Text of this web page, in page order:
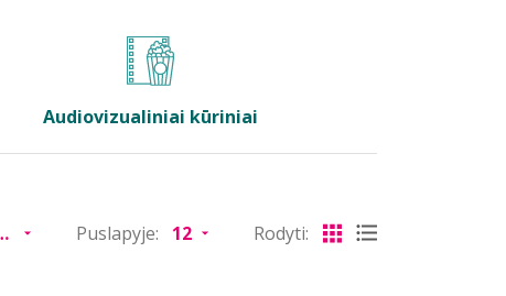
Audiovizualiniai kūriniai
Puslapyje: Rodyti: